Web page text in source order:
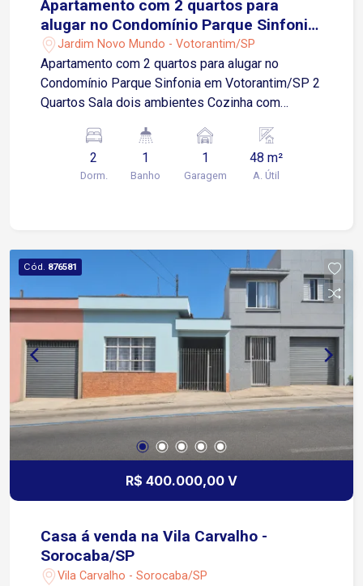
Apartamento com 2 quartos para
alugar no Condomínio Parque Sinfonia
em Votorantim/SP
Jardim Novo Mundo - Votorantim/SP
Apartamento com 2 quartos para alugar no
Condomínio Parque Sinfonia em Votorantim/SP 2
Quartos Sala dois ambientes Cozinha com
armário e box blindex 1 Vaga de garagem
descoberta Localização: A 2 minutos da Rodovia
Raposo Tavares A 3 minutos do Max Atacadista
Portaria 24h com reconhecimento facial Piscinas
adulto e infantil Academia equipada Salão de
festas Parquinho infantil Mini mercado Quadra
esportiva Quiosques com churrasqueira
Bicicletário Agende sua visita!
2
Dorm.
1
Banho
1
Garagem
48 m²
A. Útil
Cód. 876581
R$ 400.000,00 V
Casa á venda na Vila Carvalho -
Sorocaba/SP
Vila Carvalho - Sorocaba/SP